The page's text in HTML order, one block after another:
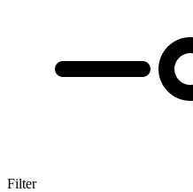
Filter